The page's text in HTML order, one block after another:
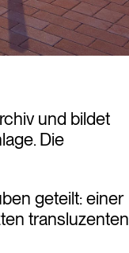
und bildet
Die
geteilt: einer
transluzenten